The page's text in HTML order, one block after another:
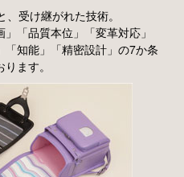
受け継がれた技術。
「品質本位」「変革対応」
「知能」「精密設計」の7か条
ます。